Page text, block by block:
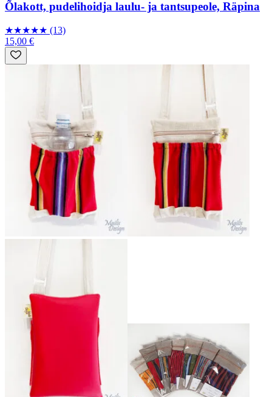
Õlakott, pudelihoidja laulu- ja tantsupeole, Räpina
★★★★★ (13)
15,00 €